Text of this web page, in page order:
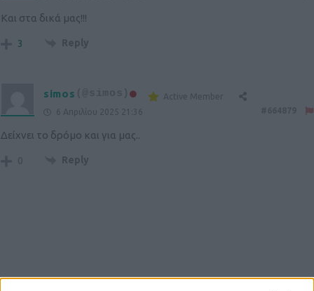
Και στα δικά μας!!!
3 Reply
simos (@simos)
Active Member
6 Απριλίου 2025 21:36
Δείχνει το δρόμο και για μας..
0 Reply